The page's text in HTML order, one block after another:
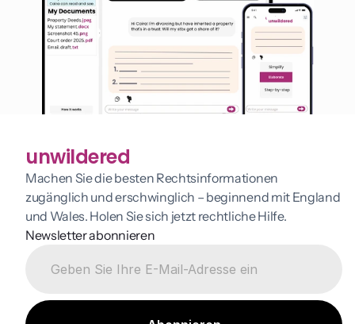
unwildered
Machen Sie die besten Rechtsinformationen
zugänglich und erschwinglich – beginnend mit England
und Wales. Holen Sie sich jetzt rechtliche Hilfe.
Newsletter abonnieren